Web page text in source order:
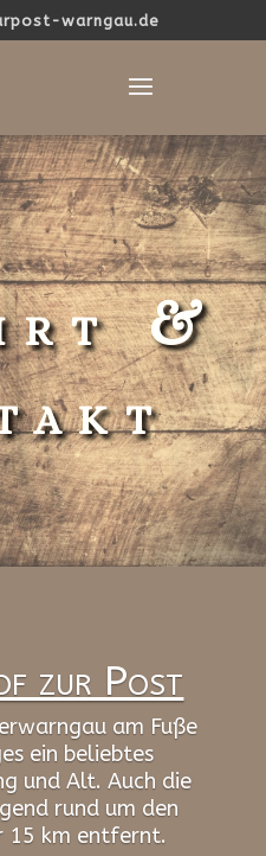
warngau.de
&
zur Post
am Fuße
ein beliebtes
und Alt. Auch die
rund um den
15 km entfernt.